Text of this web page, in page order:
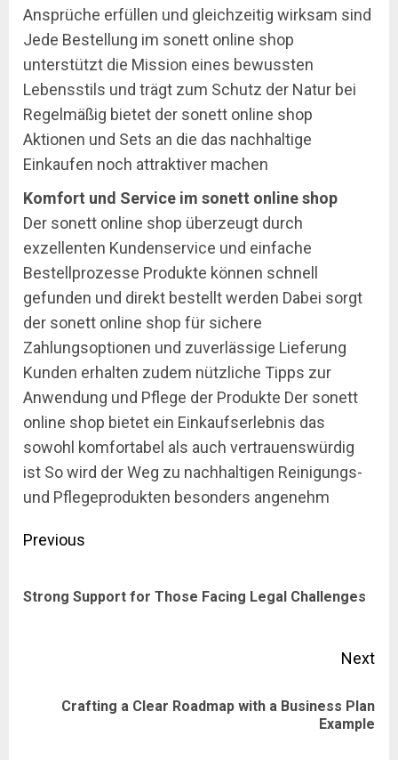
Ansprüche erfüllen und gleichzeitig wirksam sind
Jede Bestellung im sonett online shop
unterstützt die Mission eines bewussten
Lebensstils und trägt zum Schutz der Natur bei
Regelmäßig bietet der sonett online shop
Aktionen und Sets an die das nachhaltige
Einkaufen noch attraktiver machen
Komfort und Service im sonett online shop
Der sonett online shop überzeugt durch
exzellenten Kundenservice und einfache
Bestellprozesse Produkte können schnell
gefunden und direkt bestellt werden Dabei sorgt
der sonett online shop für sichere
Zahlungsoptionen und zuverlässige Lieferung
Kunden erhalten zudem nützliche Tipps zur
Anwendung und Pflege der Produkte Der sonett
online shop bietet ein Einkaufserlebnis das
sowohl komfortabel als auch vertrauenswürdig
ist So wird der Weg zu nachhaltigen Reinigungs-
und Pflegeprodukten besonders angenehm
Post
Previous
Strong Support for Those Facing Legal Challenges
Next
Crafting a Clear Roadmap with a Business Plan
Example